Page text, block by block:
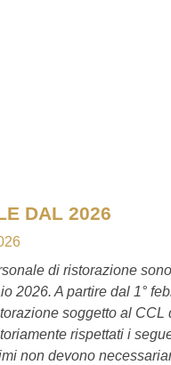
DAL 2026
di ristorazione
2026. A partire dal 1°
soggetto al CCL
rispettati i
non devono